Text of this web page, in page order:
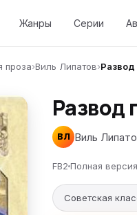
Жанры Серии
проза›Виль Липатов›
Развод
ВЛ Виль
FB2 Полная версия
Советская